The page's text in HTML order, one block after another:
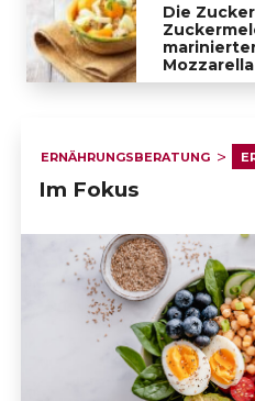
                            ERNÄHRUNGSBERATUNG UND
Die
Mozzarella
ERNÄHRUNGSBERATUNG
Im Fokus